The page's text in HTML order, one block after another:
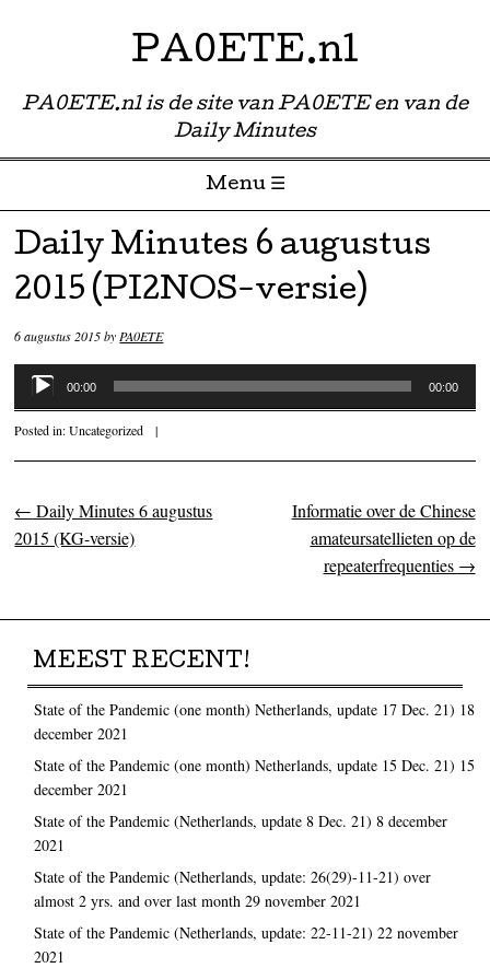
PA0ETE.nl
PA0ETE.nl is de site van PA0ETE en van de
Daily Minutes
Menu ☰
Skip to content
Daily Minutes 6 augustus
2015 (PI2NOS-versie)
6 augustus 2015byPA0ETE
Audiospeler
00:00 00:00
Posted in:Uncategorized |
Post navigation
← Daily Minutes 6 augustus
2015 (KG-versie)
Informatie over de Chinese
amateursatellieten op de
repeaterfrequenties →
MEEST RECENT!
State of the Pandemic (one month) Netherlands, update 17 Dec. 21) 18
december 2021
State of the Pandemic (one month) Netherlands, update 15 Dec. 21) 15
december 2021
State of the Pandemic (Netherlands, update 8 Dec. 21) 8 december
2021
State of the Pandemic (Netherlands, update: 26(29)-11-21) over
almost 2 yrs. and over last month 29 november 2021
State of the Pandemic (Netherlands, update: 22-11-21) 22 november
2021